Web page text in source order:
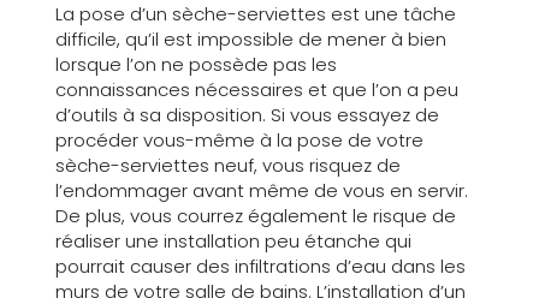
La pose d’un sèche-serviettes est une tâche
difficile, qu’il est impossible de mener à bien
lorsque l’on ne possède pas les
connaissances nécessaires et que l’on a peu
d’outils à sa disposition. Si vous essayez de
procéder vous-même à la pose de votre
sèche-serviettes neuf, vous risquez de
l’endommager avant même de vous en servir.
De plus, vous courrez également le risque de
réaliser une installation peu étanche qui
pourrait causer des infiltrations d’eau dans les
murs de votre salle de bains. L’installation d’un